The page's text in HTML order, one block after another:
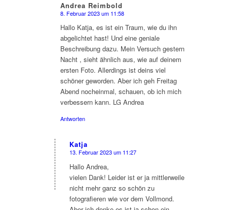
Andrea Reimbold
sagte:
8. Februar 2023 um 11:58
Hallo Katja, es ist ein Traum, wie du ihn
abgelichtet hast! Und eine geniale
Beschreibung dazu. Mein Versuch gestern
Nacht , sieht ähnlich aus, wie auf deinem
ersten Foto. Allerdings ist deins viel
schöner geworden. Aber ich geh Freitag
Abend nocheinmal, schauen, ob ich mich
verbessern kann. LG Andrea
Antworten
Katja
sagte:
13. Februar 2023 um 11:27
Hallo Andrea,
vielen Dank! Leider ist er ja mittlerweile
nicht mehr ganz so schön zu
fotografieren wie vor dem Vollmond.